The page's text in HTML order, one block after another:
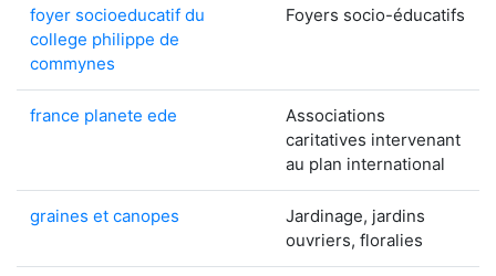
foyer socioeducatif du
college philippe de
commynes
Foyers socio-éducatifs
france planete ede
Associations
caritatives intervenant
au plan international
graines et canopes
Jardinage, jardins
ouvriers, floralies